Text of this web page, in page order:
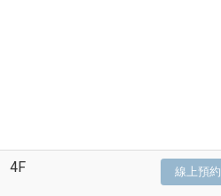
4F 線上預約